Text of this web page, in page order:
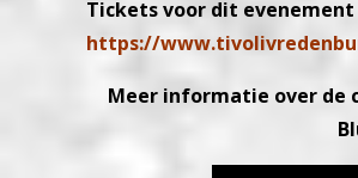
Tickets voor dit
https://
Meer informatie over de